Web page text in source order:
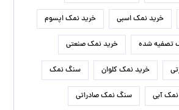
خرید نمک اسبی خرید نمک اپسوم
تصفیه شده خرید نمک صنعتی
خرید نمک کلوان سنگ نمک
آبی سنگ نمک صادراتی